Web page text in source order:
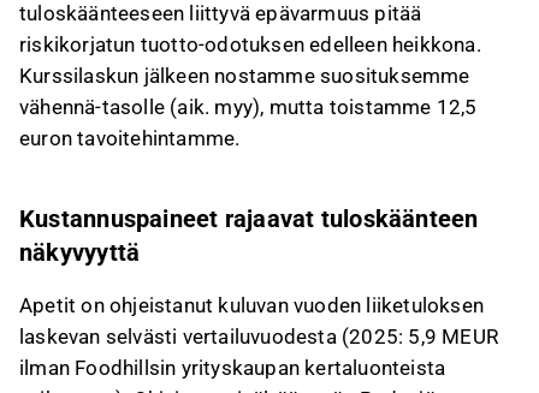
Osakkeen arvostus on maltillistunut, mutta ei
vielä houkutteleva; EV/EBIT-kertoimet ovat
korkeat heikon tulostason vuoksi, ja
tuloskäänteen onnistuminen on kriittistä
arvostuksen parantumiselle.
liittyvää palautetta Inderesinfoorumilla.
tuloskäänteeseen liittyvä epävarmuus pitää
riskikorjatun tuotto-odotuksen edelleen heikkona.
Kurssilaskun jälkeen nostamme suosituksemme
vähennä-tasolle (aik. myy), mutta toistamme 12,5
euron tavoitehintamme.
Kustannuspaineet rajaavat tuloskäänteen
näkyvyyttä
Apetit on ohjeistanut kuluvan vuoden liiketuloksen
laskevan selvästi vertailuvuodesta (2025: 5,9 MEUR
ilman Foodhillsin yrityskaupan kertaluonteista